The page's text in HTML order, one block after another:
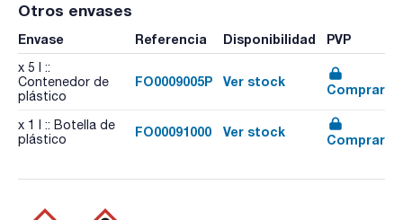
Otros envases
Envase Referencia Disponibilidad PVP
x 5 l ::
Contenedor de
plástico
FO0009005P Ver stock
Comprar
x 1 l :: Botella de
plástico
FO00091000 Ver stock
Comprar